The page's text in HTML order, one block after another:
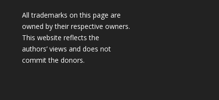
All trademarks on this page are
owned by their respective owners.
This website reflects the
authors’ views and does not
commit the donors.